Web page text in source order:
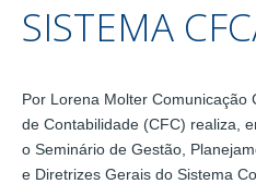
SISTEMA
Por Lorena Molter Comunicação
de Contabilidade (CFC) realiza,
o Seminário de Gestão,
e Diretrizes Gerais do Sistema